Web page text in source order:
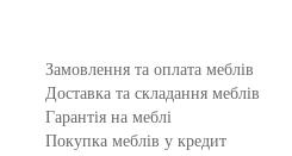
Замовлення та оплата меблів
Доставка та складання меблів
Гарантія на меблі
Покупка меблів у кредит